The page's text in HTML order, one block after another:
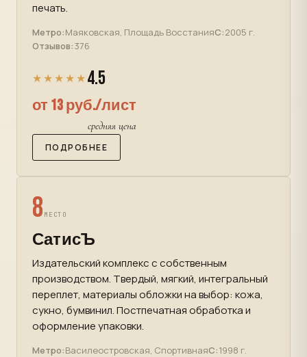
печать.
Метро:Маяковская, Площадь ВосстанияС:2005 г.
Отзывов:376
★★★★★ 4.5
от 13 руб./лист
средняя цена
ПОДРОБНЕЕ
8 МЕСТО
СатисЪ
Издательский комплекс с собственным
производством. Твердый, мягкий, интегральный
переплет, материалы обложки на выбор: кожа,
сукно, бумвинил. Постпечатная обработка и
оформление упаковки.
Метро:Василеостровская, СпортивнаяС:1998 г.